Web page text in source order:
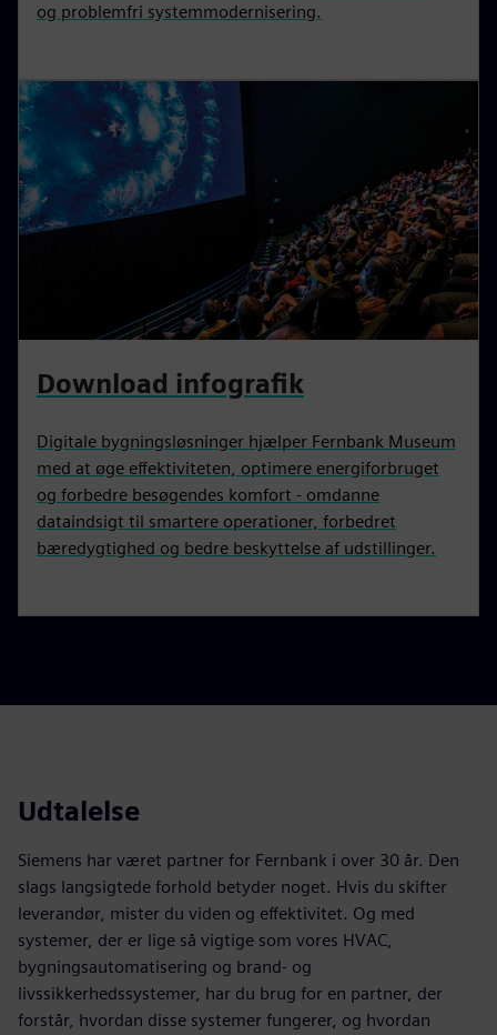
og problemfri systemmodernisering.
Download infografik
Digitale bygningsløsninger hjælper Fernbank Museum
med at øge effektiviteten, optimere energiforbruget
og forbedre besøgendes komfort - omdanne
dataindsigt til smartere operationer, forbedret
bæredygtighed og bedre beskyttelse af udstillinger.
Udtalelse
Siemens har været partner for Fernbank i over 30 år. Den
slags langsigtede forhold betyder noget. Hvis du skifter
leverandør, mister du viden og effektivitet. Og med
systemer, der er lige så vigtige som vores HVAC,
bygningsautomatisering og brand- og
livssikkerhedssystemer, har du brug for en partner, der
forstår, hvordan disse systemer fungerer, og hvordan